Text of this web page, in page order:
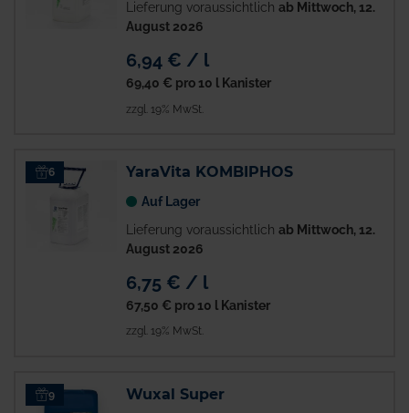
Lieferung voraussichtlich ab Mittwoch, 12.
August 2026
6,94 € / l
69,40 € pro 10 l Kanister
zzgl. 19% MwSt.
6 YaraVita KOMBIPHOS
Auf Lager
Lieferung voraussichtlich ab Mittwoch, 12.
August 2026
6,75 € / l
67,50 € pro 10 l Kanister
zzgl. 19% MwSt.
9 Wuxal Super